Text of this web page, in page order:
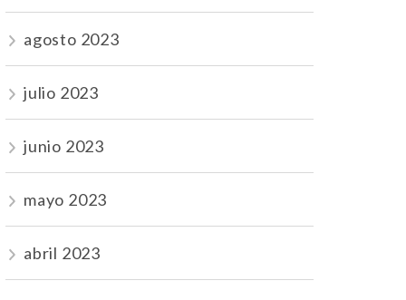
agosto 2023
julio 2023
junio 2023
mayo 2023
abril 2023